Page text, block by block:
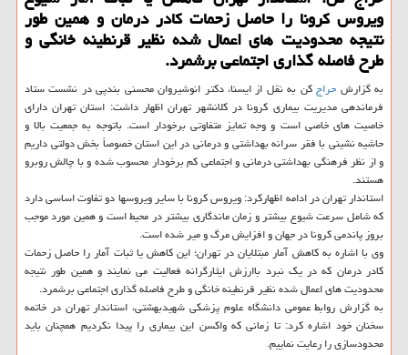
ویروس كرونا را حاصل زحمات كادر درمان و همین طور
نتیجه محدودیت های اعمال شده نظیر قرنطینه خانگی و
طرح فاصله گذاری اجتماعی برشمرد.
به گزارش حراجکن به نقل از ایسنا، دکتر انوشیروان محسنی بندپی در نشست ستاد
فرماندهی مدیریت بیماری کرونا در کلانشهر تهران اظهار داشت: استان تهران دارای
خاصیت های خاصی است و وجه تمایز متفاوتی برخودار است. باتوجه به جمعیت بالا و
حاشیه نشینی با فقر سرانه بهداشتی و درمانی در این استان خصوصاً بخش دولتی داریم
و از نظر فرهنگی بهداشتی درمانی و اجتماعی کم برخودار محسوب شده و با چالش روبرو
هستند.
استاندار تهران در ادامه اظهارکرد: ویروس کرونا با سایر ویروسها دو تفاوت اساسی دارد
که شامل سرعت شیوع بیشتر و زمان ماندگاری بیشتر در محیط است و همین مورد موجب
بروز پاندمی کرونا در جهان و افزایش مرگ و میر شده است.
وی با اشاره به کاهش آمار مبتلایان در تهران؛ این کاهش یا ثبات آمار را حاصل زحمات
کادر درمان که در یک نبرد باارزش ایثارگرانه فعالیت می نمایند و همین طور نتیجه
محدودیت های اعمال شده نظیر قرنطینه خانگی و طرح فاصله گذاری اجتماعی برشمرد.
به گزارش روابط عمومی دانشگاه علوم پزشکی شهیدبهشتی، استاندار تهران در خاتمه
سخنان خود اشاره کرد: تا زمانی که واکسن این بیماری را پیدا نکردیم همچنان باید
محدودسازی را رعایت نماییم.